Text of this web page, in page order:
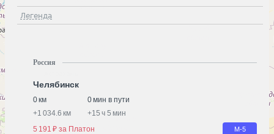
Легенда
Россия
Челябинск
0 км
0 мин в пути
+1 034.6 км +15 ч 5 мин
5 191 ₽ за Платон
М-5